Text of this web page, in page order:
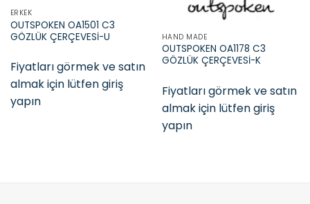
ERKEK
OUTSPOKEN OA1501 C3
GÖZLÜK ÇERÇEVESİ-U
Fiyatları görmek ve satın
almak için lütfen giriş
yapın
HAND MADE
OUTSPOKEN OA1178 C3
GÖZLÜK ÇERÇEVESİ-K
Fiyatları görmek ve satın
almak için lütfen giriş
yapın